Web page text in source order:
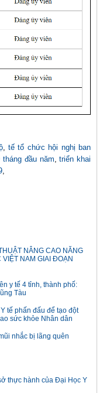
,tế tổ chức hội nghị ban
đầu năm,triển khai
,
NÂNG CAO NĂNG
NAM GIAI ĐOẠN
y tế 4 tỉnh, thành phố:
Tàu
tế phấn đấu để tạo đột
sức khỏe Nhân dân
nhắc bị lãng quên
thực hành của Đại Học Y